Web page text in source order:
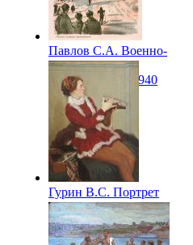
Павлов С.А. Военно-
лыжные
соревнования. 1940
Гурин В.С. Портрет
чемпиона ЧАССР по
фигурному катанию
Л.Николаевой. 1953